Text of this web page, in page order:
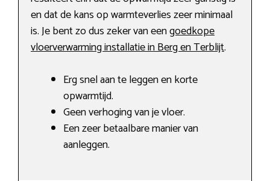
en dat de kans op warmteverlies zeer minimaal
is. Je bent zo dus zeker van eengoedkope
vloerverwarming installatie in Berg en Terblijt.
Erg snel aan te leggen en korte
opwarmtijd.
Geen verhoging van je vloer.
Een zeer betaalbare manier van
aanleggen.